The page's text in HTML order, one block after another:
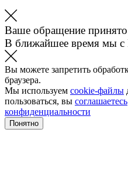
Ваше обращение
В ближайшее время мы с
Вы можете запретить
браузера.
Мы используем cookie-файлы
пользоваться, вы соглашаетесь
конфиденциальности
Понятно